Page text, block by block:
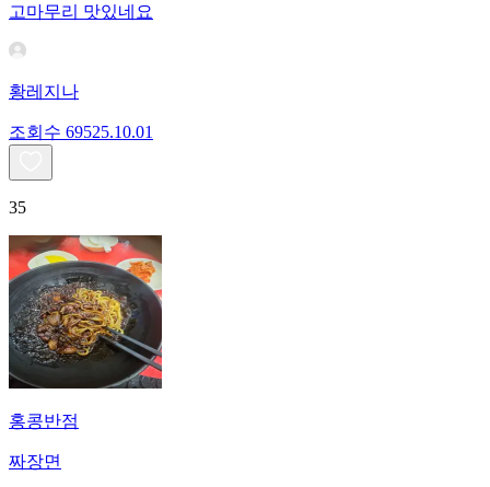
고마무리 맛있네요
황레지나
조회수 69525.10.01
35
홍콩반점
짜장면